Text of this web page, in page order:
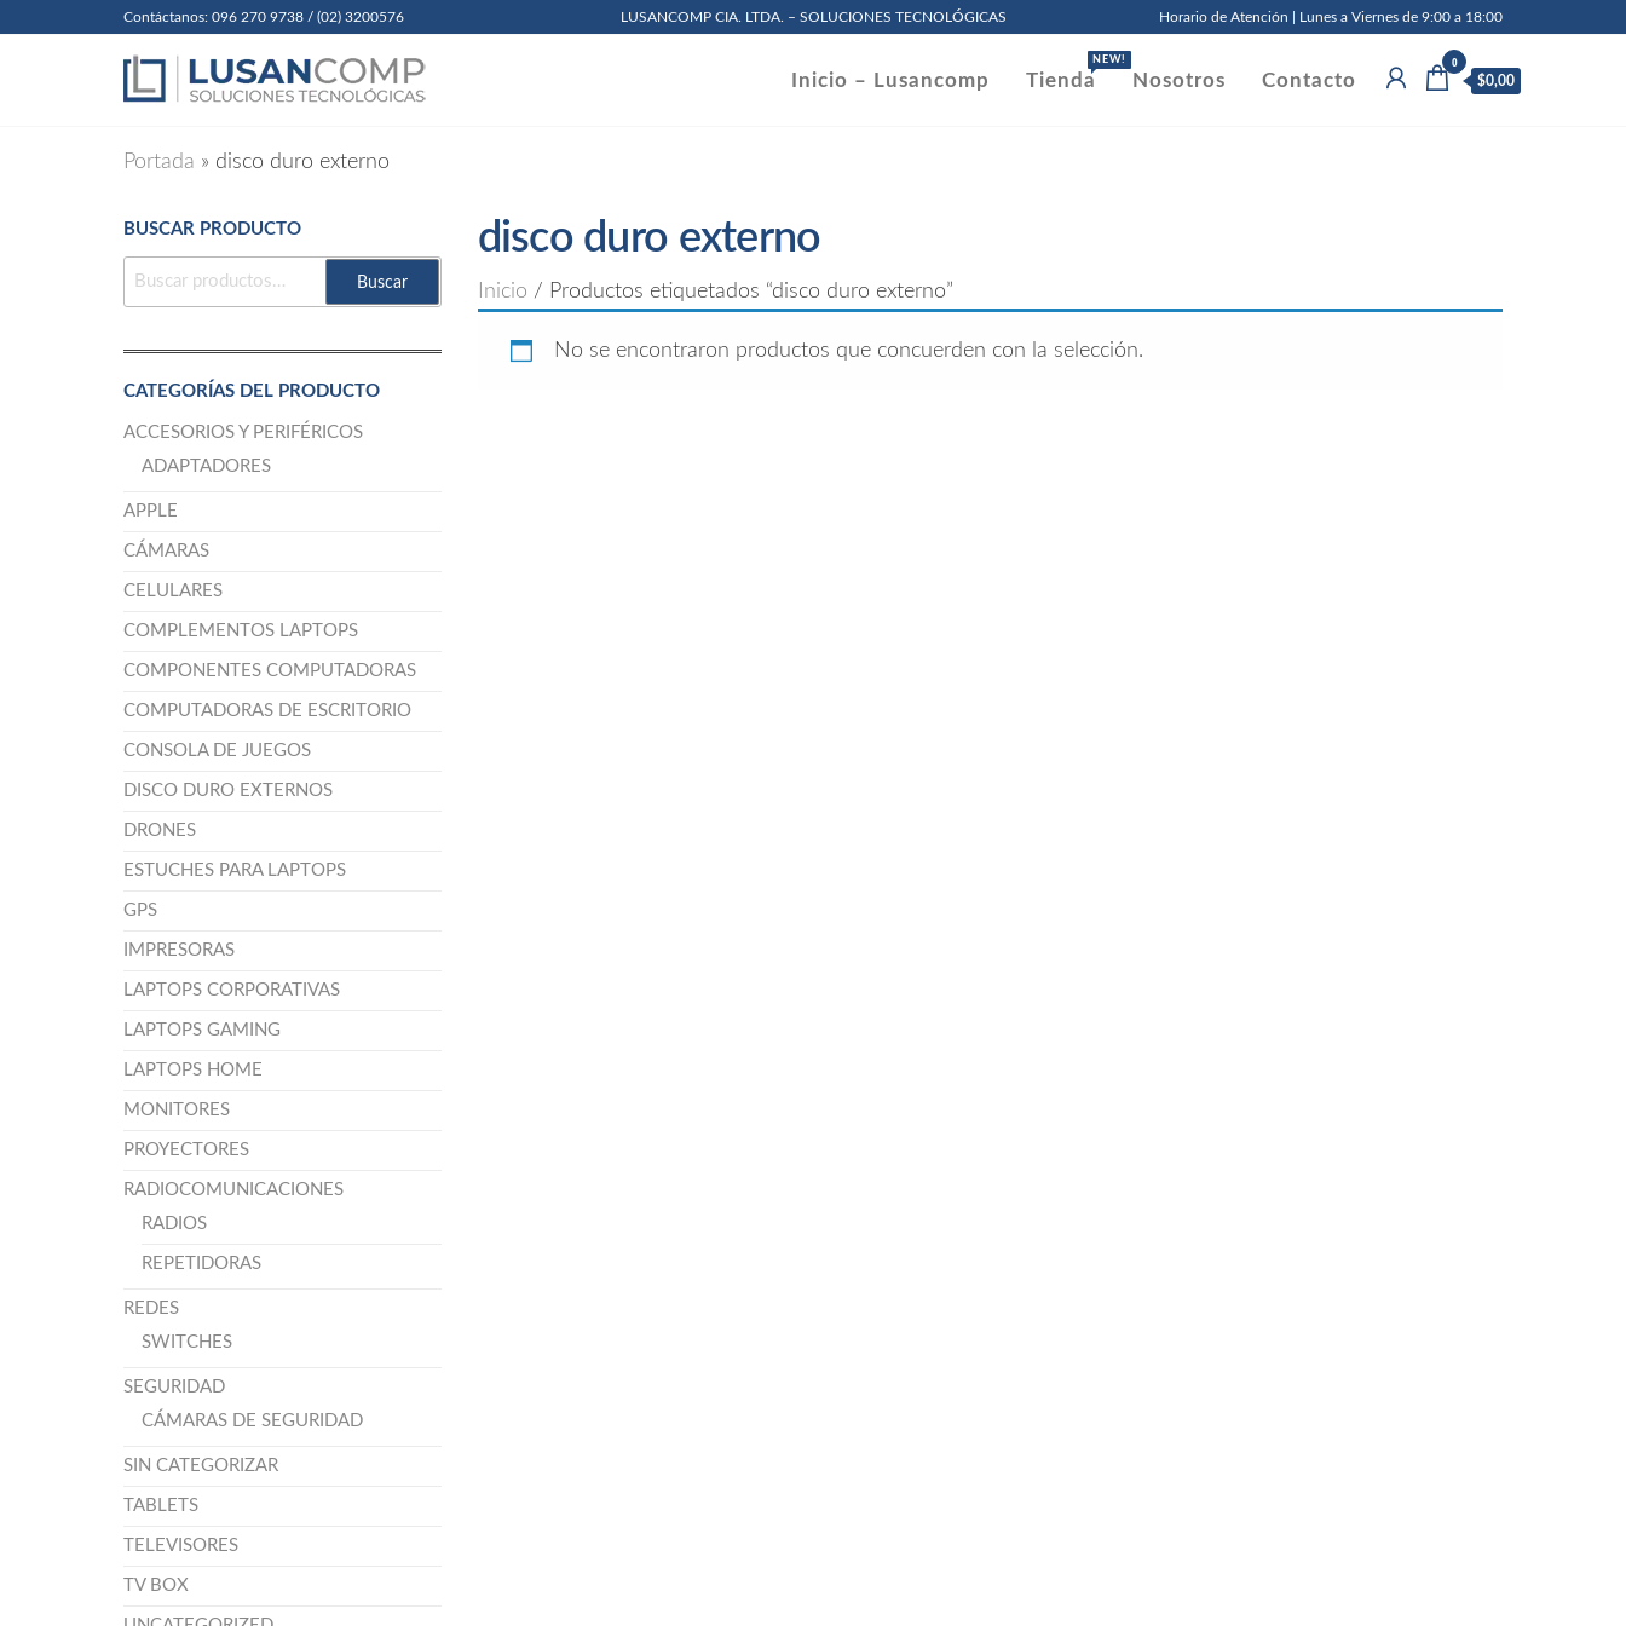
Contáctanos: 096 270 9738 / (02) 3200576 LUSANCOMP CIA. LTDA. – SOLUCIONES TECNOLÓGICAS Horario de Atención | Lunes a Viernes de 9:00 a 18:00
Inicio – Lusancomp Tienda
NEW!
Nosotros Contacto
0
$0,00
Portada » disco duro externo
disco duro externo
Inicio / Productos etiquetados “disco duro externo”
No se encontraron productos que concuerden con la selección.
BUSCAR PRODUCTO
BUSCAR
Buscar
CATEGORÍAS DEL PRODUCTO
ACCESORIOS Y PERIFÉRICOS
ADAPTADORES
APPLE
CÁMARAS
CELULARES
COMPLEMENTOS LAPTOPS
COMPONENTES COMPUTADORAS
COMPUTADORAS DE ESCRITORIO
CONSOLA DE JUEGOS
DISCO DURO EXTERNOS
DRONES
ESTUCHES PARA LAPTOPS
GPS
IMPRESORAS
LAPTOPS CORPORATIVAS
LAPTOPS GAMING
LAPTOPS HOME
MONITORES
PROYECTORES
RADIOCOMUNICACIONES
RADIOS
REPETIDORAS
REDES
SWITCHES
SEGURIDAD
CÁMARAS DE SEGURIDAD
SIN CATEGORIZAR
TABLETS
TELEVISORES
TV BOX